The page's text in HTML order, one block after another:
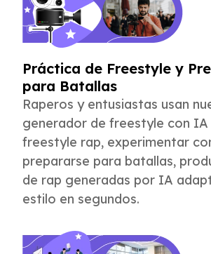
Práctica de Freestyle y
para Batallas
Raperos y entusiastas usan
generador de freestyle con
freestyle rap, experimentar
prepararse para batallas,
de rap generadas por IA
estilo en segundos.